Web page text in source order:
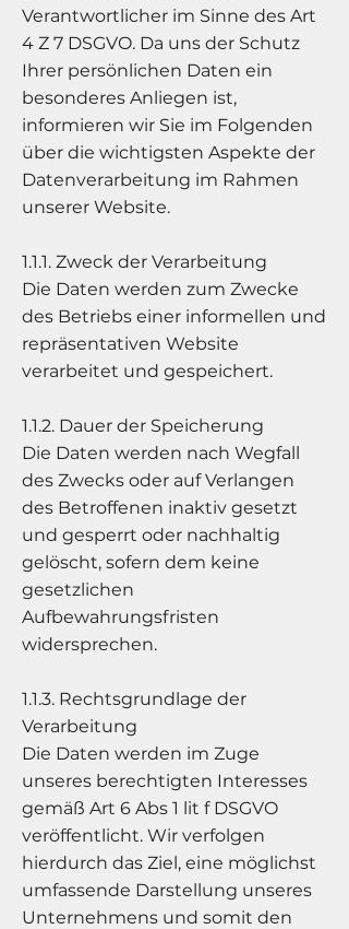
Verantwortlicher im Sinne des Art
4 Z 7 DSGVO. Da uns der Schutz
Ihrer persönlichen Daten ein
besonderes Anliegen ist,
informieren wir Sie im Folgenden
über die wichtigsten Aspekte der
Datenverarbeitung im Rahmen
unserer Website.
1.1.1. Zweck der Verarbeitung
Die Daten werden zum Zwecke
des Betriebs einer informellen und
repräsentativen Website
verarbeitet und gespeichert.
1.1.2. Dauer der Speicherung
Die Daten werden nach Wegfall
des Zwecks oder auf Verlangen
des Betroffenen inaktiv gesetzt
und gesperrt oder nachhaltig
gelöscht, sofern dem keine
gesetzlichen
Aufbewahrungsfristen
widersprechen.
1.1.3. Rechtsgrundlage der
Verarbeitung
Die Daten werden im Zuge
unseres berechtigten Interesses
gemäß Art 6 Abs 1 lit f DSGVO
veröffentlicht. Wir verfolgen
hierdurch das Ziel, eine möglichst
umfassende Darstellung unseres
Unternehmens und somit den